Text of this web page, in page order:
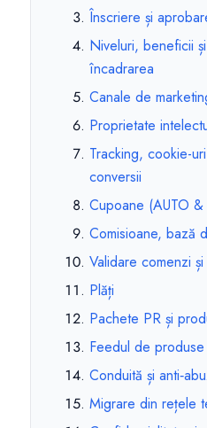
Înscriere și
Niveluri, beneficii
încadrarea
Canale de
Proprietate
Tracking, cookie-
conversii
Cupoane (AUTO &
Comisioane, bază
Validare comenzi
Plăți
Pachete PR și
Feedul de
Conduită și
Migrare din rețele